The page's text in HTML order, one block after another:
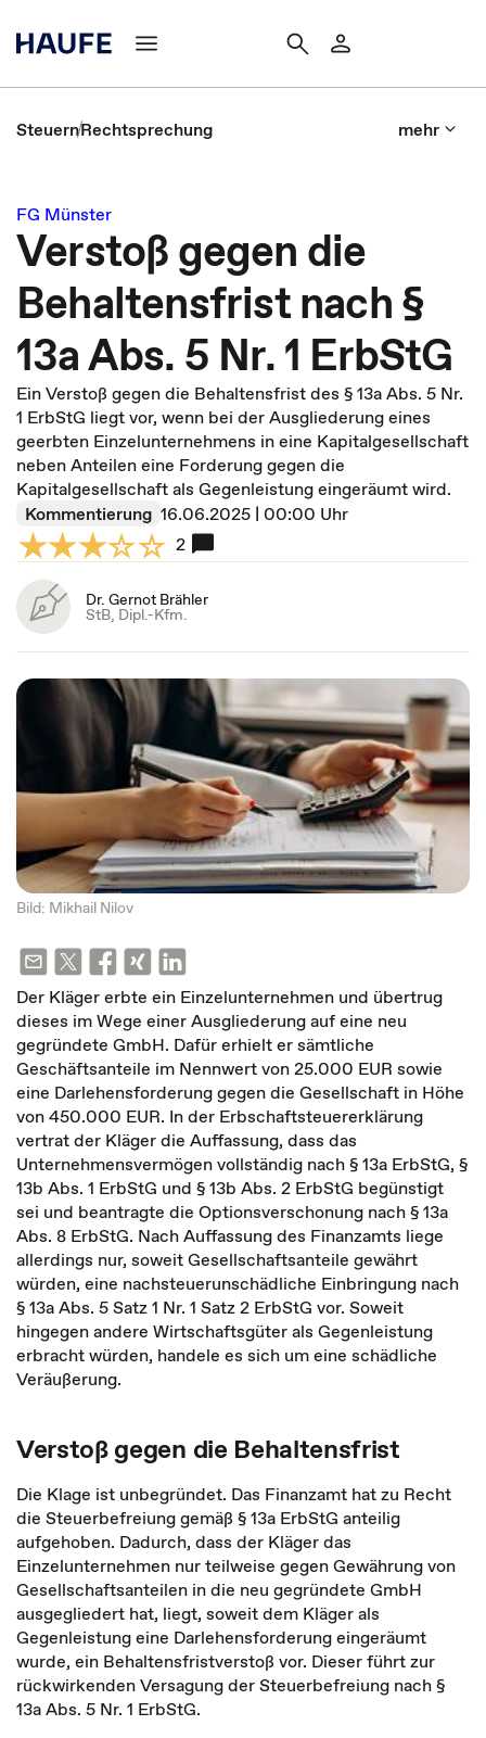
SteuernRechtsprechung mehr
FG Münster
Verstoß gegen die
Behaltensfrist nach §
13a Abs. 5 Nr. 1 ErbStG
Ein Verstoß gegen die Behaltensfrist des § 13a Abs. 5 Nr.
1 ErbStG liegt vor, wenn bei der Ausgliederung eines
geerbten Einzelunternehmens in eine Kapitalgesellschaft
neben Anteilen eine Forderung gegen die
Kapitalgesellschaft als Gegenleistung eingeräumt wird.
Kommentierung 16.06.2025 | 00:00 Uhr
2
Dr. Gernot Brähler
StB, Dipl.-Kfm.
Bild: Mikhail Nilov
Der Kläger erbte ein Einzelunternehmen und übertrug
dieses im Wege einer Ausgliederung auf eine neu
gegründete GmbH. Dafür erhielt er sämtliche
Geschäftsanteile im Nennwert von 25.000 EUR sowie
eine Darlehensforderung gegen die Gesellschaft in Höhe
von 450.000 EUR. In der Erbschaftsteuererklärung
vertrat der Kläger die Auffassung, dass das
Unternehmensvermögen vollständig nach § 13a ErbStG, §
13b Abs. 1 ErbStG und § 13b Abs. 2 ErbStG begünstigt
sei und beantragte die Optionsverschonung nach § 13a
Abs. 8 ErbStG. Nach Auffassung des Finanzamts liege
allerdings nur, soweit Gesellschaftsanteile gewährt
würden, eine nachsteuerunschädliche Einbringung nach
§ 13a Abs. 5 Satz 1 Nr. 1 Satz 2 ErbStG vor. Soweit
hingegen andere Wirtschaftsgüter als Gegenleistung
erbracht würden, handele es sich um eine schädliche
Veräußerung.
Verstoß gegen die Behaltensfrist
Die Klage ist unbegründet. Das Finanzamt hat zu Recht
die Steuerbefreiung gemäß § 13a ErbStG anteilig
aufgehoben. Dadurch, dass der Kläger das
Einzelunternehmen nur teilweise gegen Gewährung von
Gesellschaftsanteilen in die neu gegründete GmbH
ausgegliedert hat, liegt, soweit dem Kläger als
Gegenleistung eine Darlehensforderung eingeräumt
wurde, ein Behaltensfristverstoß vor. Dieser führt zur
rückwirkenden Versagung der Steuerbefreiung nach §
13a Abs. 5 Nr. 1 ErbStG.